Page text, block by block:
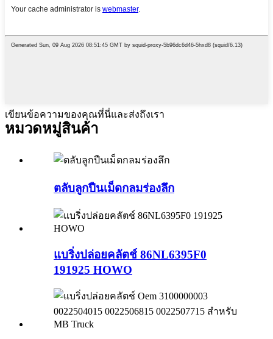
เขียนข้อความของคุณที่นี่และส่งถึงเรา
หมวดหมู่สินค้า
ตลับลูกปืนเม็ดกลมร่องลึก
แบริ่งปล่อยคลัตช์ 86NL6395F0
191925 HOWO